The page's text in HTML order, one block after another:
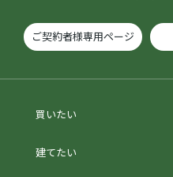
ご契約者様専用ページ
買いたい
建てたい